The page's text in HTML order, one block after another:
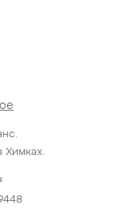
Химках.